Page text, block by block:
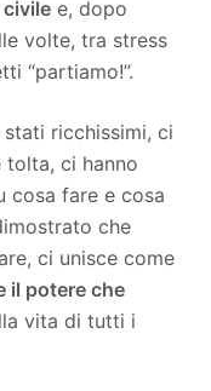
e, dopo
volte, tra stress
“partiamo!”.
ricchissimi, ci
tolta, ci hanno
cosa fare e cosa
che
ci unisce come
il potere che
vita di tutti i